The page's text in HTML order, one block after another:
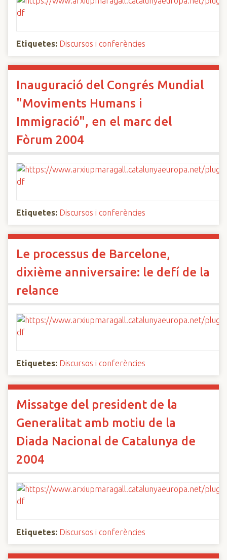
Etiquetes: Discursos i conferències
Inauguració del Congrés Mundial
"Moviments Humans i
Immigració", en el marc del
Fòrum 2004
Etiquetes: Discursos i conferències
Le processus de Barcelone,
dixième anniversaire: le defí de la
relance
Etiquetes: Discursos i conferències
Missatge del president de la
Generalitat amb motiu de la
Diada Nacional de Catalunya de
2004
Etiquetes: Discursos i conferències